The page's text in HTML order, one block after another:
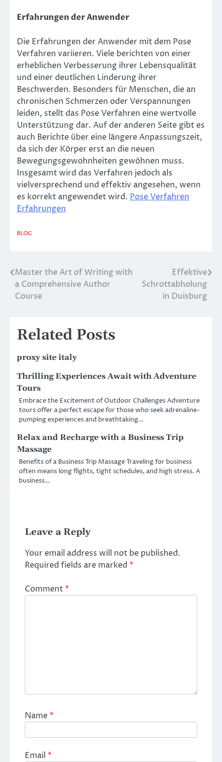
Erfahrungen der Anwender
Die Erfahrungen der Anwender mit dem Pose
Verfahren variieren. Viele berichten von einer
erheblichen Verbesserung ihrer Lebensqualität
und einer deutlichen Linderung ihrer
Beschwerden. Besonders für Menschen, die an
chronischen Schmerzen oder Verspannungen
leiden, stellt das Pose Verfahren eine wertvolle
Unterstützung dar. Auf der anderen Seite gibt es
auch Berichte über eine längere Anpassungszeit,
da sich der Körper erst an die neuen
Bewegungsgewohnheiten gewöhnen muss.
Insgesamt wird das Verfahren jedoch als
vielversprechend und effektiv angesehen, wenn
es korrekt angewendet wird. Pose Verfahren
Erfahrungen
BLOG
Post
navigation
Master the Art of Writing with
a Comprehensive Author
Course
Effektive
Schrottabholung
in Duisburg
Related Posts
proxy site italy
Thrilling Experiences Await with Adventure
Tours
Embrace the Excitement of Outdoor Challenges Adventure
tours offer a perfect escape for those who seek adrenaline-
pumping experiences and breathtaking…
Relax and Recharge with a Business Trip
Massage
Benefits of a Business Trip Massage Traveling for business
often means long flights, tight schedules, and high stress. A
business…
Leave a Reply
Your email address will not be published.
Required fields are marked *
Comment*
Name*
Email *